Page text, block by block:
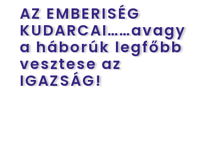
AZ EMBERISÉG
KUDARCAI……avagy
a háborúk legfőbb
vesztese az
IGAZSÁG!